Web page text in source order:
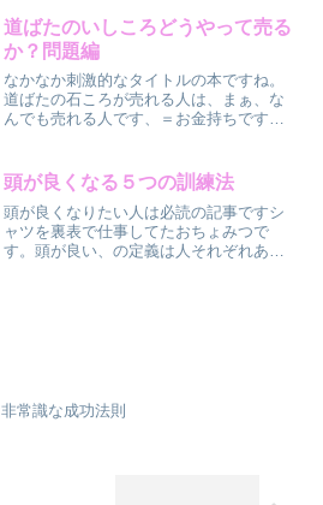
ととるぞ、もと以上とるぞ、...
道ばたのいしころどうやって売る
か？問題編
なかなか刺激的なタイトルの本ですね。
道ばたの石ころが売れる人は、まぁ、な
んでも売れる人です、＝お金持ちです
売れません。（キッパリ）道ばたの石こ
ろが売れるんなら、すでに道...
頭が良くなる５つの訓練法
頭が良くなりたい人は必読の記事ですシ
ャツを裏表で仕事してたおちょみつで
す。頭が良い、の定義は人それぞれある
非常識な成功法則